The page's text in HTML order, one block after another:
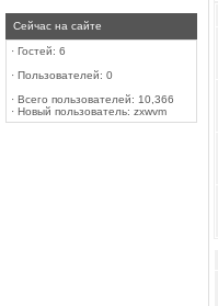
Сейчас на сайте
· Гостей: 6
· Пользователей: 0
· Всего пользователей: 10,366
· Новый пользователь: zxwvm